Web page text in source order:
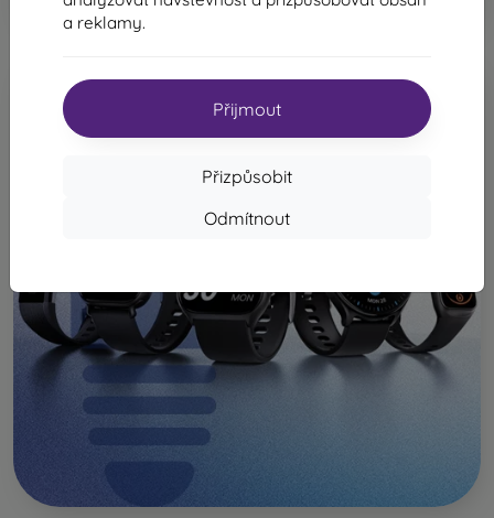
a reklamy.
Přijmout
Přizpůsobit
Odmítnout